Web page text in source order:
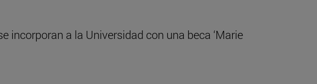
incorporan a la Universidad con una beca ‘Marie